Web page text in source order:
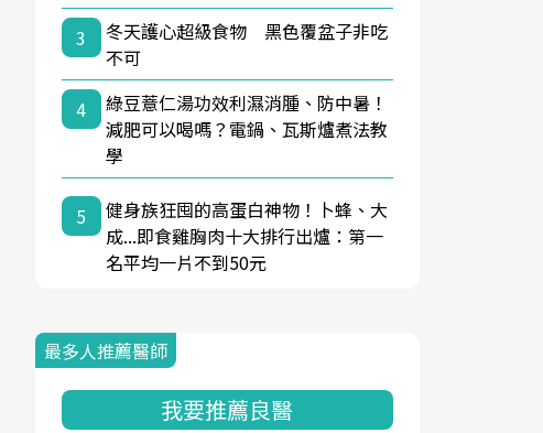
3
冬天護心超級食物 黑色覆盆子非吃
不可
4
綠豆薏仁湯功效利濕消腫、防中暑！
減肥可以喝嗎？電鍋、瓦斯爐煮法教
學
5
健身族狂囤的高蛋白神物！卜蜂、大
成...即食雞胸肉十大排行出爐：第一
名平均一片不到50元
最多人推薦醫師
我要推薦良醫